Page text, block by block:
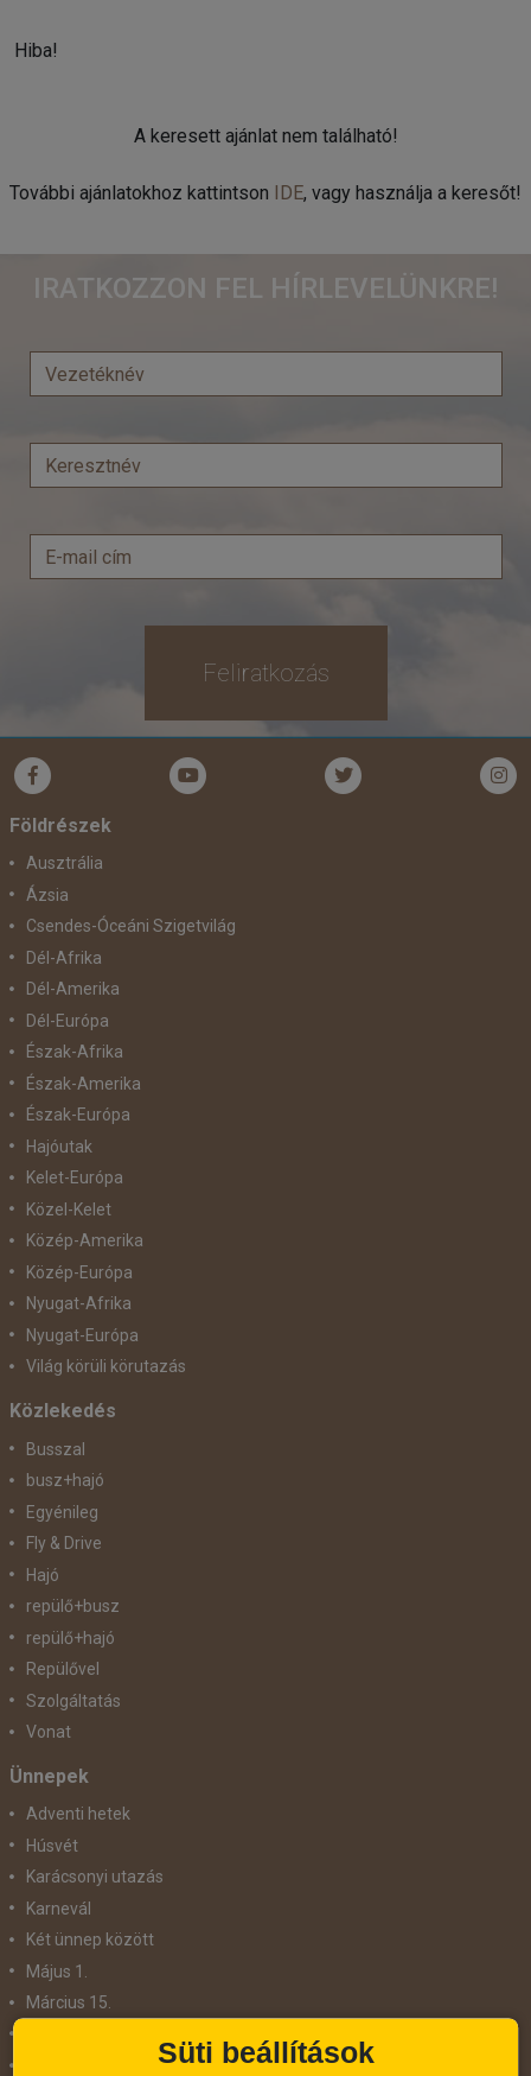
Hiba!
A keresett ajánlat nem található!
További ajánlatokhoz kattintson IDE, vagy használja a keresőt!
IRATKOZZON FEL HÍRLEVELÜNKRE!
Feliratkozás
Földrészek
Ausztrália
Ázsia
Csendes-Óceáni Szigetvilág
Dél-Afrika
Dél-Amerika
Dél-Európa
Észak-Afrika
Észak-Amerika
Észak-Európa
Hajóutak
Kelet-Európa
Közel-Kelet
Közép-Amerika
Közép-Európa
Nyugat-Afrika
Nyugat-Európa
Világ körüli körutazás
Közlekedés
Busszal
busz+hajó
Egyénileg
Fly & Drive
Hajó
repülő+busz
repülő+hajó
Repülővel
Szolgáltatás
Vonat
Ünnepek
Adventi hetek
Húsvét
Karácsonyi utazás
Karnevál
Két ünnep között
Május 1.
Március 15.
Süti beállítások